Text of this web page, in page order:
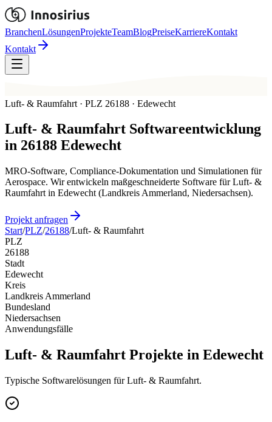
BranchenLösungenProjekteTeamBlogPreiseKarriereKontakt
Kontakt
Luft- & Raumfahrt · PLZ 26188 · Edewecht
Luft- & Raumfahrt Softwareentwicklung
in 26188 Edewecht
MRO-Software, Compliance-Dokumentation und Simulationen für
Aerospace. Wir entwickeln maßgeschneiderte Software für Luft- &
Raumfahrt in Edewecht (Landkreis Ammerland, Niedersachsen).
Projekt anfragen
Start/PLZ/26188/Luft- & Raumfahrt
PLZ
26188
Stadt
Edewecht
Kreis
Landkreis Ammerland
Bundesland
Niedersachsen
Anwendungsfälle
Luft- & Raumfahrt Projekte in Edewecht
Typische Softwarelösungen für Luft- & Raumfahrt.